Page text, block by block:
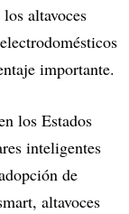
altavoces
importante.
los Estados
inteligentes
de
altavoces